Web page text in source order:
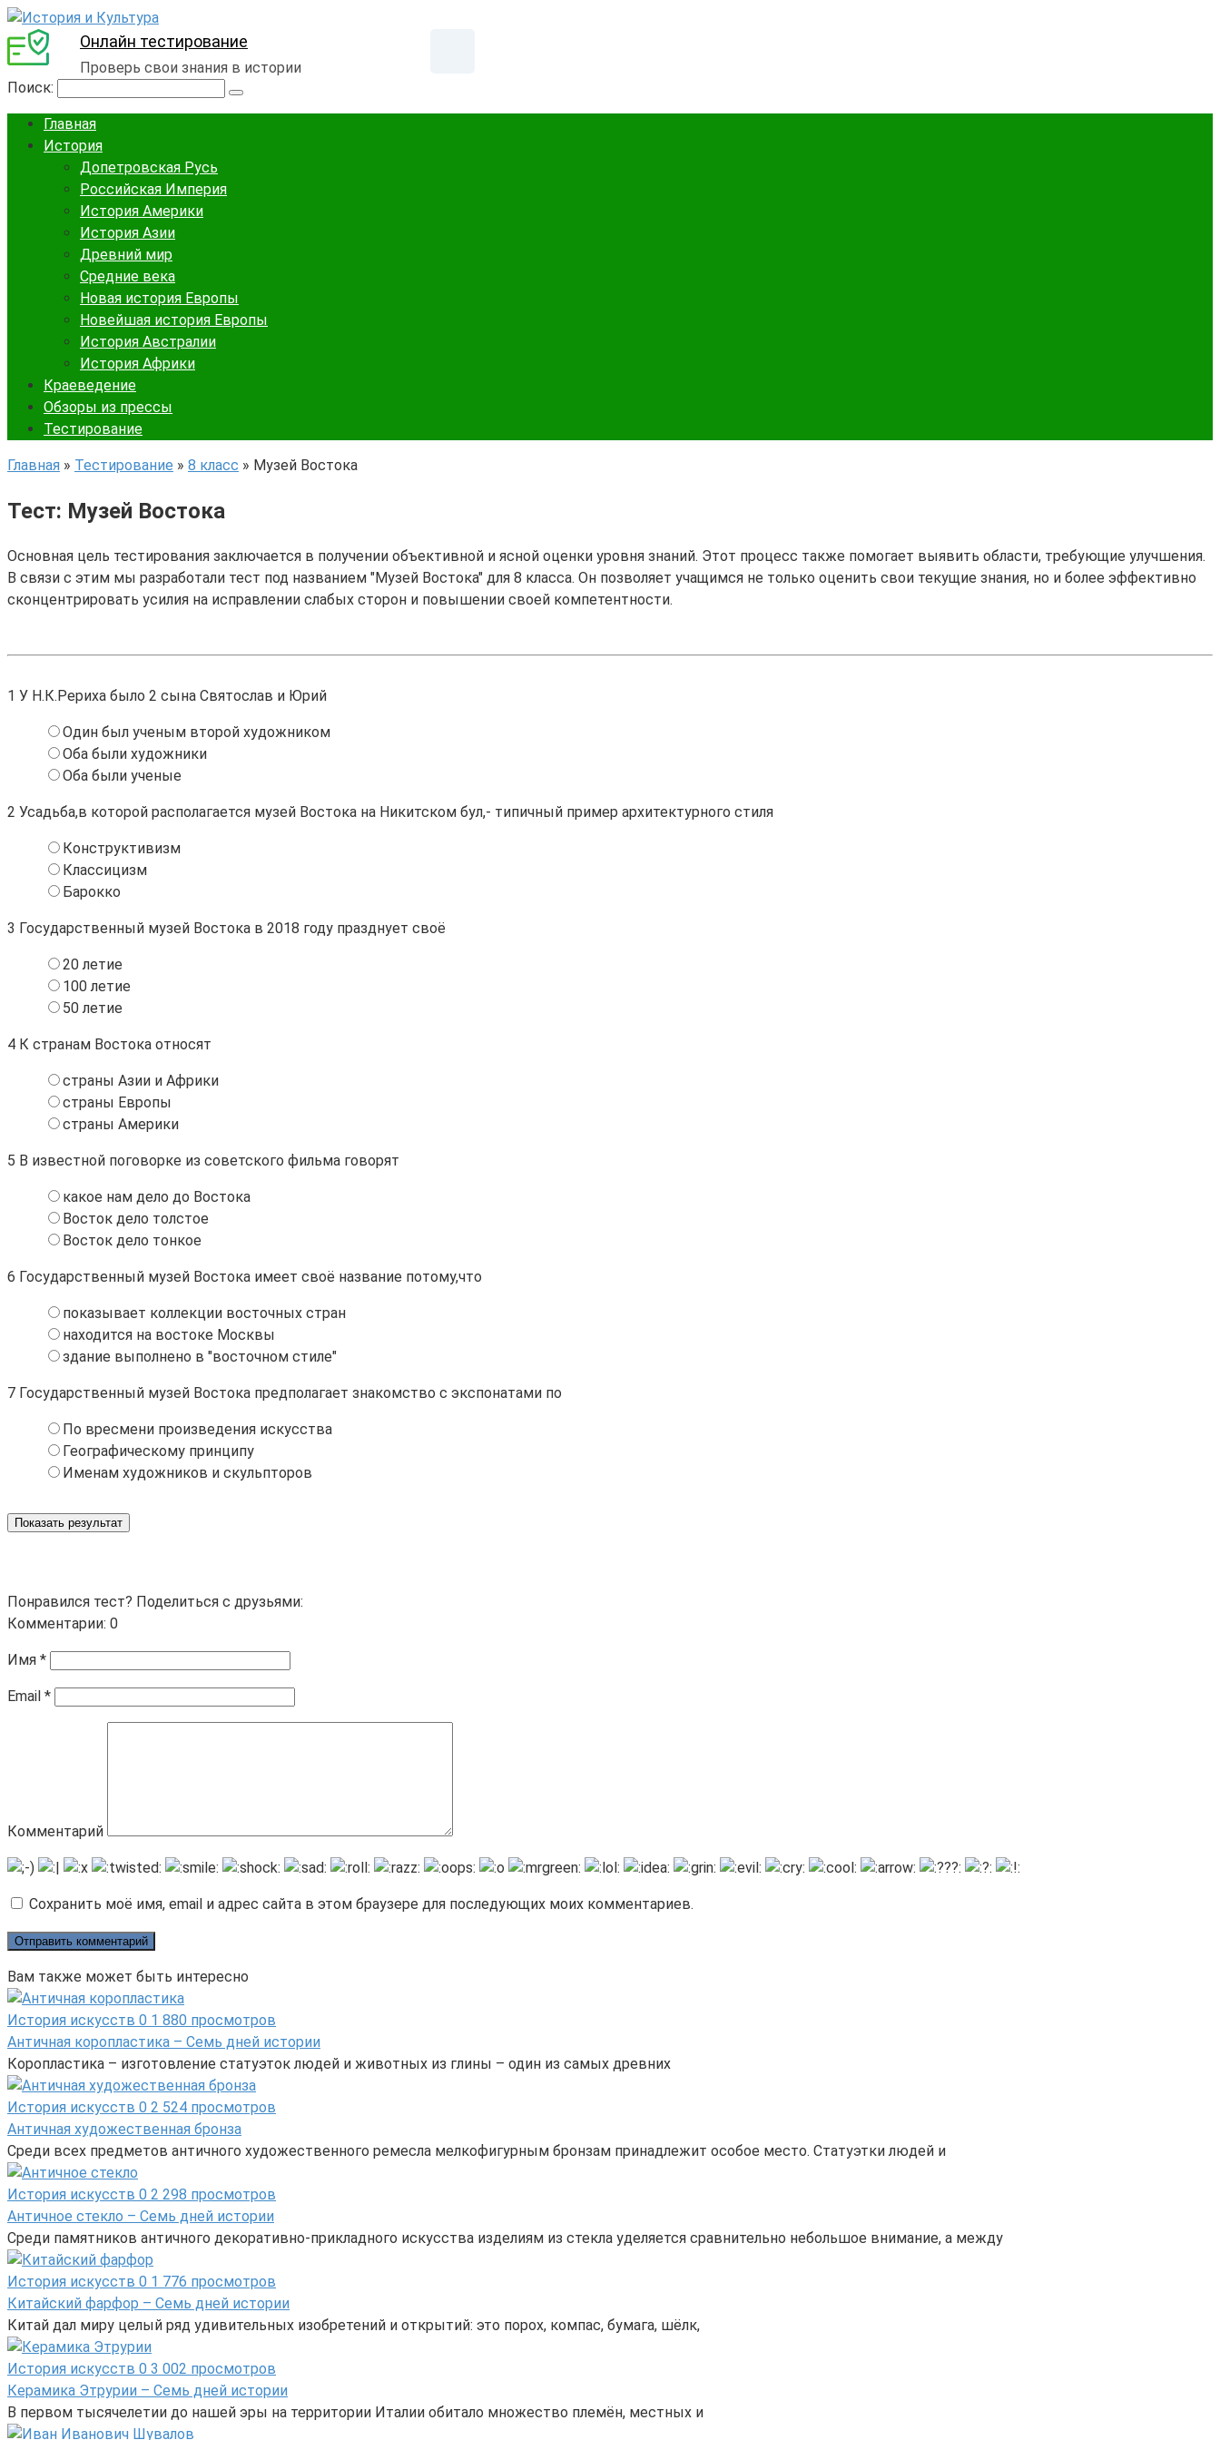
Онлайн тестирование
Проверь свои знания в истории
Поиск:
Главная
История
Допетровская Русь
Российская Империя
История Америки
История Азии
Древний мир
Средние века
Новая история Европы
Новейшая история Европы
История Австралии
История Африки
Краеведение
Обзоры из прессы
Тестирование
Главная » Тестирование » 8 класс » Музей Востока
Тест: Музей Востока
Основная цель тестирования заключается в получении объективной и ясной оценки уровня знаний. Этот процесс также помогает выявить области, требующие улучшения.
В связи с этим мы разработали тест под названием "Музей Востока" для 8 класса. Он позволяет учащимся не только оценить свои текущие знания, но и более эффективно
сконцентрировать усилия на исправлении слабых сторон и повышении своей компетентности.
1 У Н.К.Рериха было 2 сына Святослав и Юрий
Один был ученым второй художником
Оба были художники
Оба были ученые
2 Усадьба,в которой располагается музей Востока на Никитском бул,- типичный пример архитектурного стиля
Конструктивизм
Классицизм
Барокко
3 Государственный музей Востока в 2018 году празднует своё
20 летие
100 летие
50 летие
4 К странам Востока относят
страны Азии и Африки
страны Европы
страны Америки
5 В известной поговорке из советского фильма говорят
какое нам дело до Востока
Восток дело толстое
Восток дело тонкое
6 Государственный музей Востока имеет своё название потому,что
показывает коллекции восточных стран
находится на востоке Москвы
здание выполнено в "восточном стиле"
7 Государственный музей Востока предполагает знакомство с экспонатами по
По вресмени произведения искусства
Географическому принципу
Именам художников и скульпторов
Показать результат
Понравился тест? Поделиться с друзьями:
Комментарии: 0
Имя *
Email *
Комментарий
Сохранить моё имя, email и адрес сайта в этом браузере для последующих моих комментариев.
Вам также может быть интересно
История искусств 0 1 880 просмотров
Античная коропластика – Семь дней истории
Коропластика – изготовление статуэток людей и животных из глины – один из самых древних
История искусств 0 2 524 просмотров
Античная художественная бронза
Среди всех предметов античного художественного ремесла мелкофигурным бронзам принадлежит особое место. Статуэтки людей и
История искусств 0 2 298 просмотров
Античное стекло – Семь дней истории
Среди памятников античного декоративно-прикладного искусства изделиям из стекла уделяется сравнительно небольшое внимание, а между
История искусств 0 1 776 просмотров
Китайский фарфор – Семь дней истории
Китай дал миру целый ряд удивительных изобретений и открытий: это порох, компас, бумага, шёлк,
История искусств 0 3 002 просмотров
Керамика Этрурии – Семь дней истории
В первом тысячелетии до нашей эры на территории Италии обитало множество племён, местных и